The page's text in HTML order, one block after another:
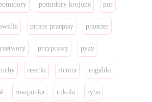
pomidory krojone por
proste przepisy przecier
przyprawy pyzy
resztki ricotta rogaliki
roszponka rukola ryba